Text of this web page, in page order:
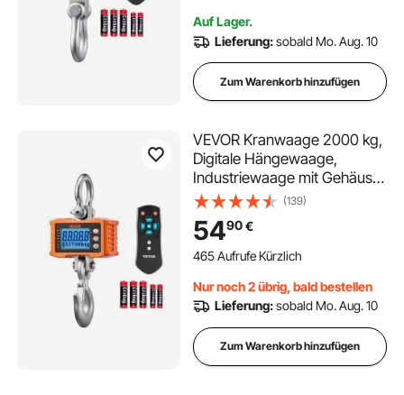
Fabrik
Auf Lager.
Lieferung:sobald Mo. Aug. 10
Zum Warenkorb hinzufügen
VEVOR Kranwaage 2000 kg,
Digitale Hängewaage,
Industriewaage mit Gehäuse
aus Aluminiumguss & LCD-
Display, 500-g-Teilung & 3-
Stufiger Schalter,
Fernbedienung, Hakenwaage
(139)
5490€
465 Aufrufe Kürzlich
Nur noch 2 übrig, bald bestellen
Lieferung:sobald Mo. Aug. 10
Zum Warenkorb hinzufügen